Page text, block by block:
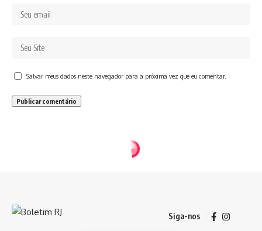
Salvar meus dados neste navegador para a próxima vez que eu comentar.
Siga-nos